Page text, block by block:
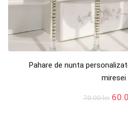
Pahare de nunta
miresei
70.00lei